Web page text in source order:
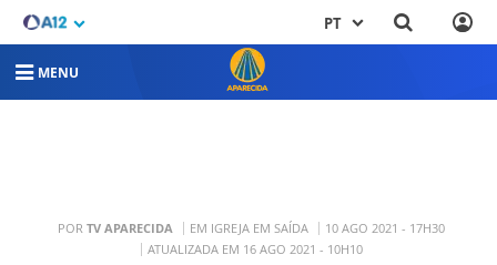
PT
MENU
POR TV APARECIDA EM IGREJA EM SAÍDA
10 AGO 2021 - 17H30
ATUALIZADA EM 16 AGO 2021 - 10H10